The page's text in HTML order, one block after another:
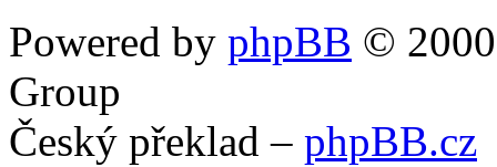
Powered by phpBB ©
Group
Český překlad – phpBB.cz